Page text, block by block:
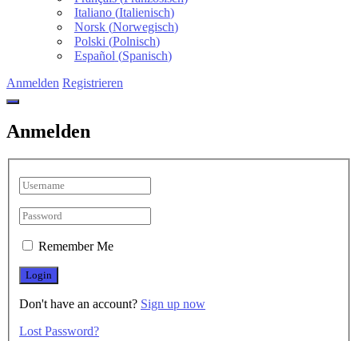
Italiano(Italienisch)
Norsk(Norwegisch)
Polski (Polnisch)
Español (Spanisch)
Anmelden Registrieren
Anmelden
Remember Me
Don't have an account? Sign up now
Lost Password?